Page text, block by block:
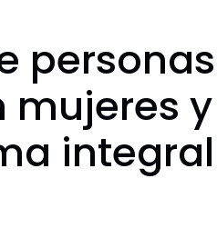
mujeres y